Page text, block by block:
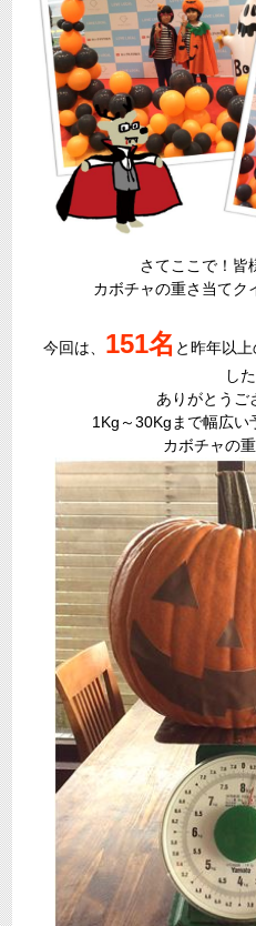
さてここで！皆
カボチャの重さ当てク
今回は、 151名 と昨年以
した
ありがとうご
1Kg～30Kgまで幅広い
カボチャの